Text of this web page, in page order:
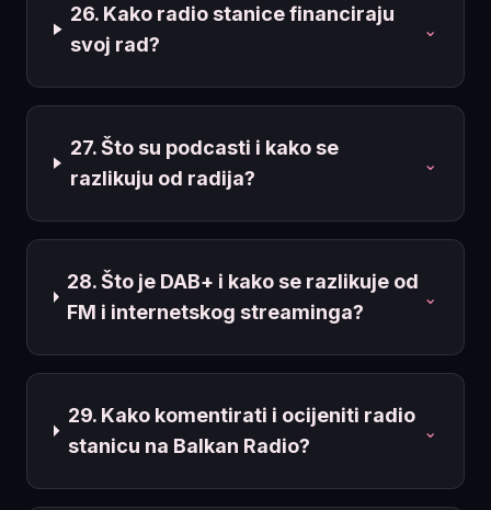
26. Kako radio stanice financiraju
svoj rad?
⌄
27. Što su podcasti i kako se
razlikuju od radija?
⌄
28. Što je DAB+ i kako se razlikuje od
FM i internetskog streaminga?
⌄
29. Kako komentirati i ocijeniti radio
stanicu na Balkan Radio?
⌄